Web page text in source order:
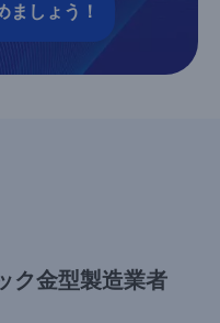
ましょう！
ク金型製造業者